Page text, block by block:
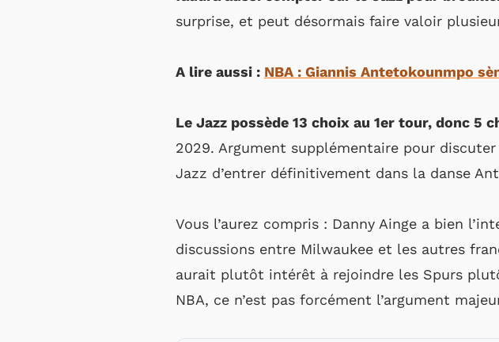
surprise, et peut désormais faire valoir
A lire aussi : NBA : Giannis Antetokounmpo
Le Jazz possède 13 choix au 1er tour, donc 5
2029. Argument supplémentaire pour
Jazz d’entrer définitivement dans la danse
Vous l’aurez compris : Danny Ainge a bien
discussions entre Milwaukee et les autres
aurait plutôt intérêt à rejoindre les Spurs
NBA, ce n’est pas forcément l’argument